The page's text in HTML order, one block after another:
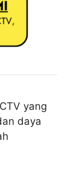
yang
daya